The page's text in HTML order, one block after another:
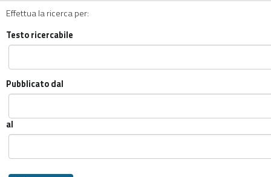
Effettua la ricerca per:
Testo ricercabile
Pubblicato dal
al